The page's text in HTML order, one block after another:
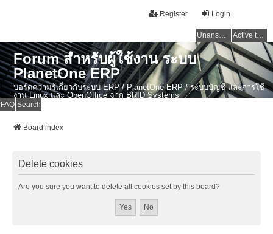
Login
Register
Unanswered topics Active topics
Forum สำหรับผู้ใช้งาน ระบบ
PlanetOne ERP
บอร์ดความรู้เกี่ยวกับระบบ ERP / PlanetOne ERP / ระบบบัญชี และการใช้
งาน Linux และ OpenOffice จาก BRID Systems
FAQ Search
Board index
Delete cookies
Are you sure you want to delete all cookies set by this board?